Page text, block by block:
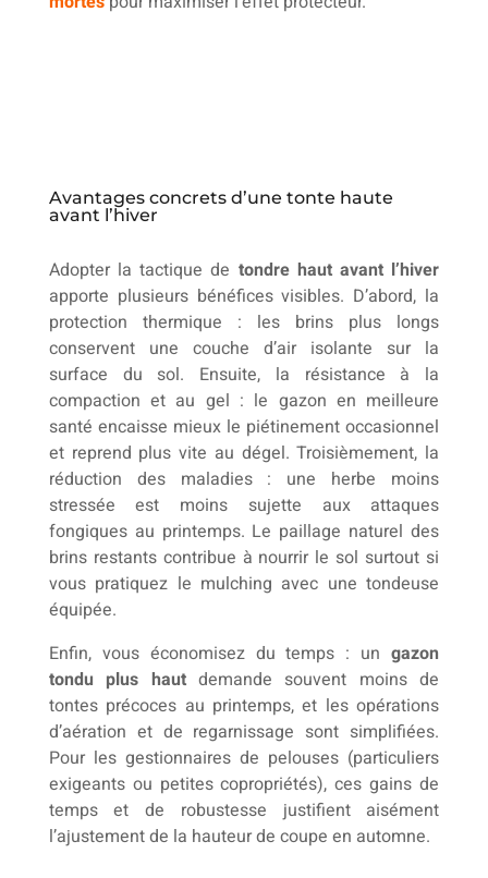
Avantages concrets d’une tonte haute
avant l’hiver
Adopter la tactique de tondre haut avant l’hiver
apporte plusieurs bénéfices visibles. D’abord, la
protection thermique : les brins plus longs
conservent une couche d’air isolante sur la
surface du sol. Ensuite, la résistance à la
compaction et au gel : le gazon en meilleure
santé encaisse mieux le piétinement occasionnel
et reprend plus vite au dégel. Troisièmement, la
réduction des maladies : une herbe moins
stressée est moins sujette aux attaques
fongiques au printemps. Le paillage naturel des
brins restants contribue à nourrir le sol surtout si
vous pratiquez le mulching avec une tondeuse
équipée.
Enfin, vous économisez du temps : ungazon
tondu plus hautdemande souvent moins de
tontes précoces au printemps, et les opérations
d’aération et de regarnissage sont simplifiées.
Pour les gestionnaires de pelouses (particuliers
exigeants ou petites copropriétés), ces gains de
temps et de robustesse justifient aisément
l’ajustement de la hauteur de coupe en automne.